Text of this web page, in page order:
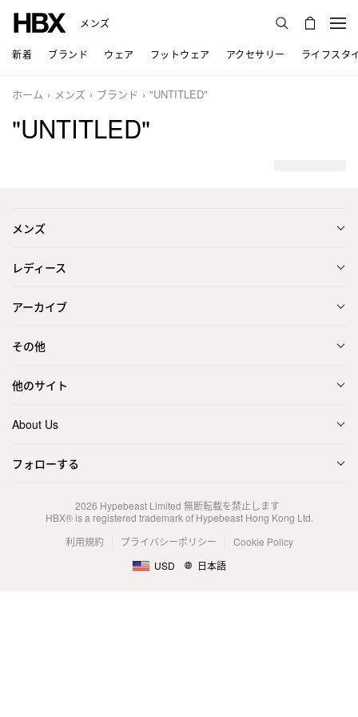
メンズ
新着 ブランド ウェア フットウェア アクセサリー ライフスタ
ホーム メンズ ブランド "UNTITLED"
"UNTITLED"
メンズ
レディース
アーカイブ
その他
他のサイト
About Us
フォローする
2026 Hypebeast Limited 無断転載を禁止します
HBX® is a registered trademark of Hypebeast Hong Kong Ltd.
利用規約
プライバシーポリシー
Cookie Policy
USD
日本語